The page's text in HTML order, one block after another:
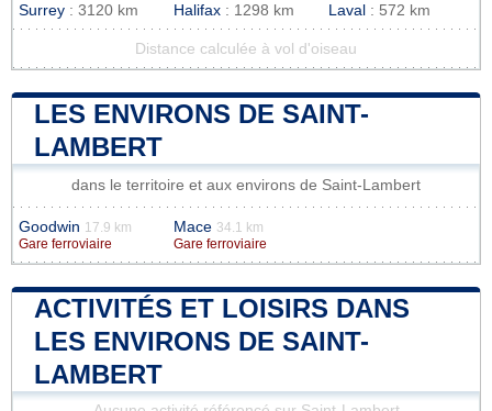
Surrey : 3120 km Halifax : 1298 km Laval : 572 km
Distance calculée à vol d'oiseau
LES ENVIRONS DE SAINT-
LAMBERT
dans le territoire et aux environs de Saint-Lambert
Goodwin 17.9 km
Gare ferroviaire
Mace 34.1 km
Gare ferroviaire
ACTIVITÉS ET LOISIRS DANS
LES ENVIRONS DE SAINT-
LAMBERT